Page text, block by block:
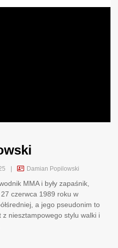
| Damian Popilowski
MMA i były zapaśnik,
czerwca 1989 roku w
a jego pseudonim to
z niesztampowego stylu walki i